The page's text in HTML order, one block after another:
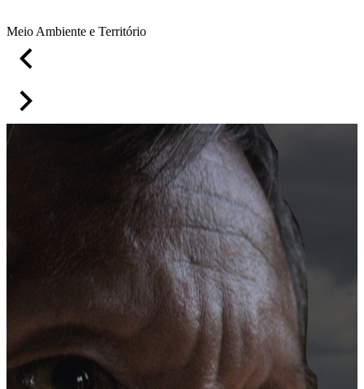
Meio Ambiente e Território